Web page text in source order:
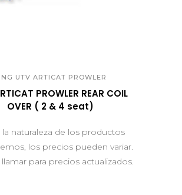
UTV ARTICAT PROWLER
PROWLER REAR COIL
OVER ( 2 & 4 seat)
naturaleza de los productos
los precios pueden variar.
para precios actualizados.